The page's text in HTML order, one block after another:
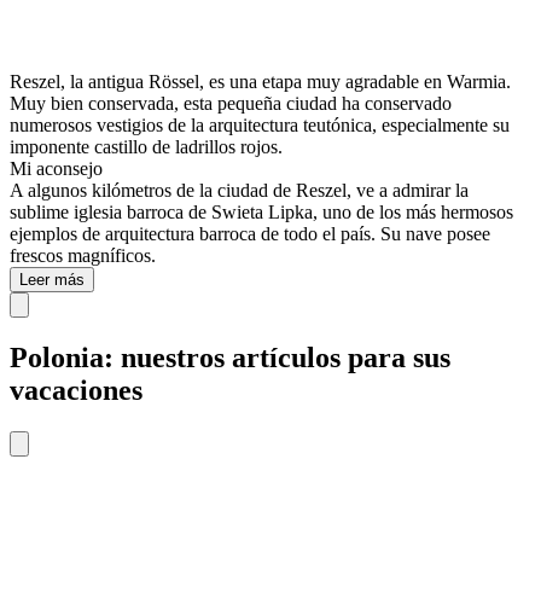
Reszel, la antigua Rössel, es una etapa muy agradable en Warmia.
Muy bien conservada, esta pequeña ciudad ha conservado
numerosos vestigios de la arquitectura teutónica, especialmente su
imponente castillo de ladrillos rojos.
Mi aconsejo
A algunos kilómetros de la ciudad de Reszel, ve a admirar la
sublime iglesia barroca de Swieta Lipka, uno de los más hermosos
ejemplos de arquitectura barroca de todo el país. Su nave posee
frescos magníficos.
Leer más
Polonia: nuestros artículos para sus
vacaciones